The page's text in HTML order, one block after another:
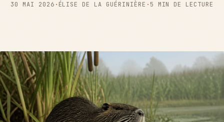
30 MAI 2026 · ÉLISE DE LA GUÉRINIÈRE · 5 MIN DE LECTURE